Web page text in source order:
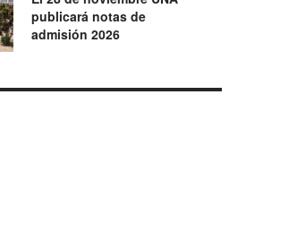
publicará notas de
admisión 2026